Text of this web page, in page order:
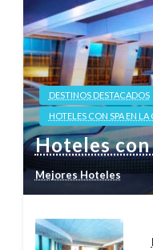
DESTINOS DESTACADOS
HOTELES CON SPA EN
Hoteles con
Mejores Hoteles